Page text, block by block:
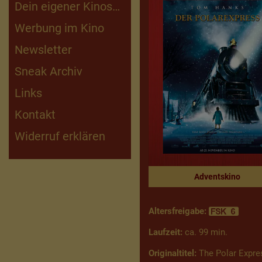
Dein eigener Kinosaal
Kinderfilmarchiv
Werbung im Kino
Newsletter
Sneak Archiv
Links
Kontakt
Widerruf erklären
Adventskino
Altersfreigabe:
Laufzeit: ca. 99 min.
Originaltitel: The Polar